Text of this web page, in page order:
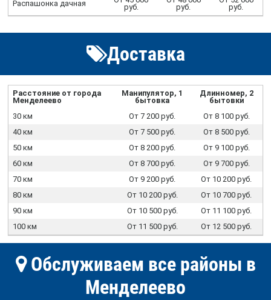
Распашонка дачная
руб.
руб.
руб.
Доставка
Расстояние от города
Менделеево
Манипулятор, 1
бытовка
Длинномер, 2
бытовки
30 км
От 7 200 руб.
От 8 100 руб.
40 км
От 7 500 руб.
От 8 500 руб.
50 км
От 8 200 руб.
От 9 100 руб.
60 км
От 8 700 руб.
От 9 700 руб.
70 км
От 9 200 руб.
От 10 200 руб.
80 км
От 10 200 руб.
От 10 700 руб.
90 км
От 10 500 руб.
От 11 100 руб.
100 км
От 11 500 руб. От 12 500 руб.
Обслуживаем все районы в
Менделеево